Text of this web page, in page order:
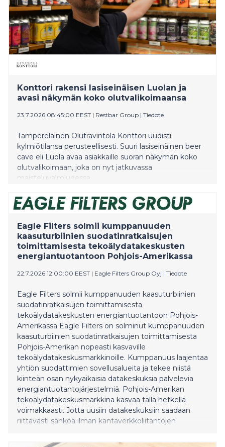
Konttori rakensi lasiseinäisen Luolan ja
avasi näkymän koko olutvalikoimaansa
23.7.2026 08:45:00 EEST | Restbar Group | Tiedote
Tamperelainen Olutravintola Konttori uudisti
kylmiötilansa perusteellisesti. Suuri lasiseinäinen beer
cave eli Luola avaa asiakkaille suoran näkymän koko
olutvalikoimaan, joka on nyt jatkuvassa
maisteluvalmiudessa.
Eagle Filters solmii kumppanuuden
kaasuturbiinien suodatinratkaisujen
toimittamisesta tekoälydatakeskusten
energiantuotantoon Pohjois-Amerikassa
22.7.2026 12:00:00 EEST | Eagle Filters Group Oyj | Tiedote
Eagle Filters solmii kumppanuuden kaasuturbiinien
suodatinratkaisujen toimittamisesta
tekoälydatakeskusten energiantuotantoon Pohjois-
Amerikassa Eagle Filters on solminut kumppanuuden
kaasuturbiinien suodatinratkaisujen toimittamisesta
Pohjois-Amerikan nopeasti kasvaville
tekoälydatakeskusmarkkinoille. Kumppanuus laajentaa
yhtiön suodattimien sovellusalueita ja tekee niistä
kiinteän osan nykyaikaisia datakeskuksia palvelevia
energiantuotantojärjestelmiä. Pohjois-Amerikan
tekoälydatakeskusmarkkina kasvaa tällä hetkellä
voimakkaasti. Jotta uusiin datakeskuksiin saadaan
riittävästi sähköä ilman kantaverkkoliitäntöjen
enemmän paikalliseen energiantuotantoon.